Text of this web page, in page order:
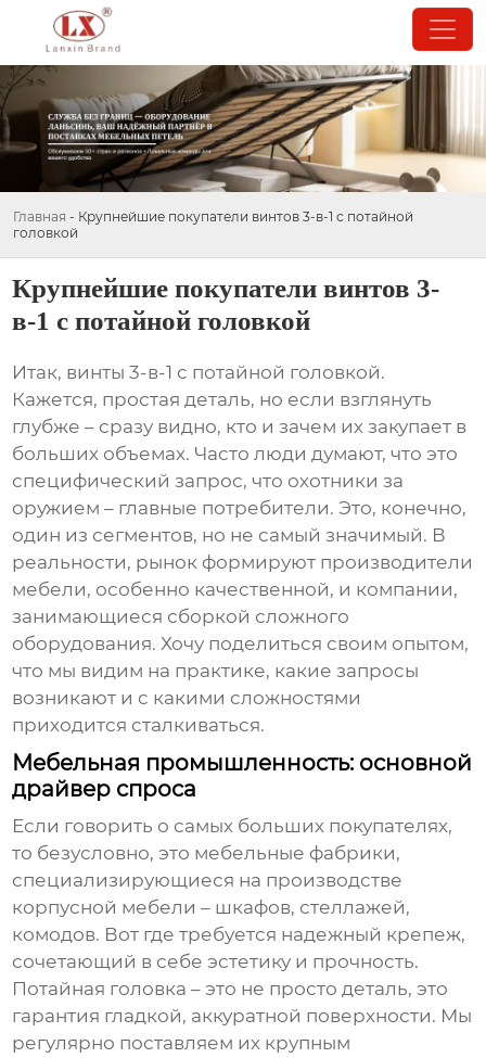
Главная - Крупнейшие покупатели винтов 3-в-1 с потайной
головкой
Крупнейшие покупатели винтов 3-
в-1 с потайной головкой
Итак, винты 3-в-1 с потайной головкой.
Кажется, простая деталь, но если взглянуть
глубже – сразу видно, кто и зачем их закупает в
больших объемах. Часто люди думают, что это
специфический запрос, что охотники за
оружием – главные потребители. Это, конечно,
один из сегментов, но не самый значимый. В
реальности, рынок формируют производители
мебели, особенно качественной, и компании,
занимающиеся сборкой сложного
оборудования. Хочу поделиться своим опытом,
что мы видим на практике, какие запросы
возникают и с какими сложностями
приходится сталкиваться.
Мебельная промышленность: основной
драйвер спроса
Если говорить о самых больших покупателях,
то безусловно, это мебельные фабрики,
специализирующиеся на производстве
корпусной мебели – шкафов, стеллажей,
комодов. Вот где требуется надежный крепеж,
сочетающий в себе эстетику и прочность.
Потайная головка – это не просто деталь, это
гарантия гладкой, аккуратной поверхности. Мы
регулярно поставляем их крупным